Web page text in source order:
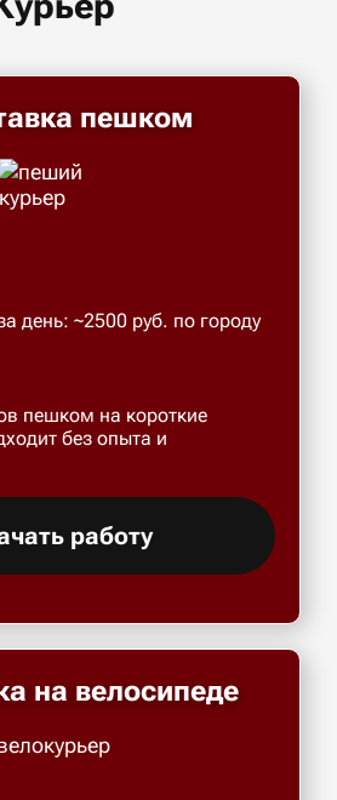
пешком
день: ~2500 руб. по городу
пешком на короткие
без опыта и
работу
на велосипеде